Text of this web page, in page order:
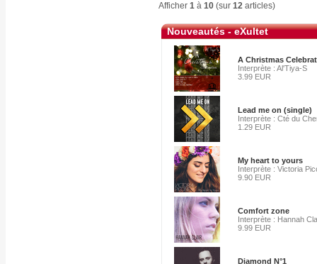
Afficher 1 à 10 (sur 12 articles)
Nouveautés - eXultet
A Christmas
Interprète : Al'Tiya-S
3.99 EUR
Lead me on (single)
Interprète : Cté du
1.29 EUR
My heart to yours
Interprète : Victoria
9.90 EUR
Comfort zone
Interprète : Hannah
9.99 EUR
Diamond N°1